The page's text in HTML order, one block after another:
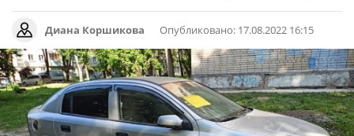
Диана Коршикова Опубликовано: 17.08.2022 16:15